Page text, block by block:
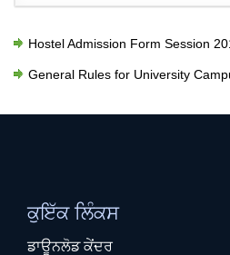
Hostel Admission Form Session
General Rules for University
ਕੁਇੱਕ ਲਿੰਕਸ
ਡਾਊਨਲੋਡ ਕੇਂਦਰ